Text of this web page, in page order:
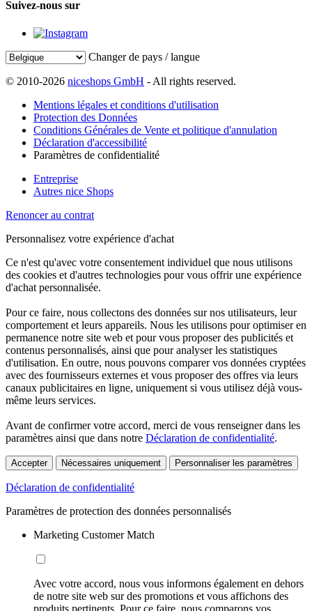
Suivez-nous sur
Changer de pays / langue
© 2010-2026 niceshops GmbH - All rights reserved.
Mentions légales et conditions d'utilisation
Protection des Données
Conditions Générales de Vente et politique d'annulation
Déclaration d'accessibilité
Paramètres de confidentialité
Entreprise
Autres nice Shops
Renoncer au contrat
Personnalisez votre expérience d'achat
Ce n'est qu'avec votre consentement individuel que nous utilisons
des cookies et d'autres technologies pour vous offrir une expérience
d'achat personnalisée.
Pour ce faire, nous collectons des données sur nos utilisateurs, leur
comportement et leurs appareils. Nous les utilisons pour optimiser en
permanence notre site web et pour vous proposer des publicités et
contenus personnalisés, ainsi que pour analyser les statistiques
d'utilisation. En outre, nous pouvons comparer vos données cryptées
avec des fournisseurs externes et vous proposer des offres via leurs
canaux publicitaires en ligne, uniquement si vous utilisez déjà vous-
même leurs services.
Avant de confirmer votre accord, merci de vous renseigner dans les
paramètres ainsi que dans notre Déclaration de confidentialité.
Accepter Nécessaires uniquement Personnaliser les paramètres
Déclaration de confidentialité
Paramètres de protection des données personnalisés
Marketing Customer Match
Avec votre accord, nous vous informons également en dehors
de notre site web sur des promotions et vous affichons des
produits pertinents. Pour ce faire, nous comparons vos